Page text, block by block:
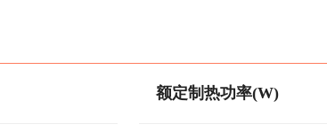
额定制热功率(W)